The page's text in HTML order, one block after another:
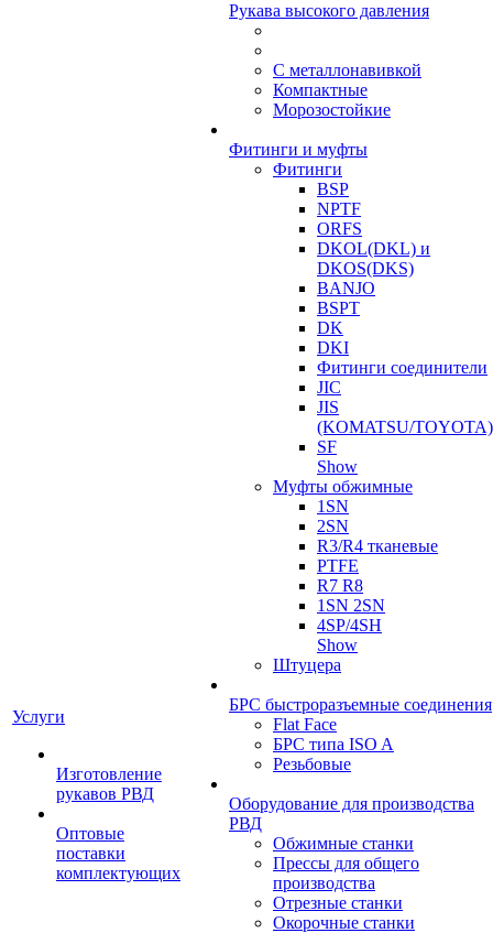
Услуги
Изготовление
рукавов РВД
Оптовые
поставки
комплектующих
Рукава высокого давления
С металлонавивкой
Компактные
Морозостойкие
Фитинги и муфты
Фитинги
BSP
NPTF
ORFS
DKOL(DKL) и
DKOS(DKS)
BANJO
BSPT
DK
DKI
Фитинги соединители
JIC
JIS
(KOMATSU/TOYOTA)
SF
Show
Муфты обжимные
1SN
2SN
R3/R4 тканевые
PTFE
R7 R8
1SN 2SN
4SP/4SH
Show
Штуцера
БРС быстроразъемные соединения
Flat Face
БРС типа ISO A
Резьбовые
Оборудование для производства
РВД
Обжимные станки
Прессы для общего
производства
Отрезные станки
Окорочные станки